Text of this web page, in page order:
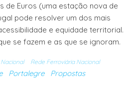
de Euros (uma estação nova de
pode resolver um dos mais
e equidade territorial.
se fazem e as que se ignoram.
Rede Ferroviária Nacional
Portalegre Propostas